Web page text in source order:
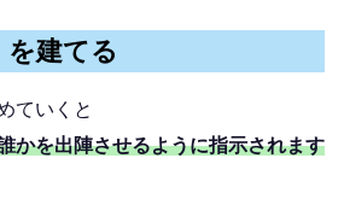
建てる
ていくと
かを出陣させるように指示されます